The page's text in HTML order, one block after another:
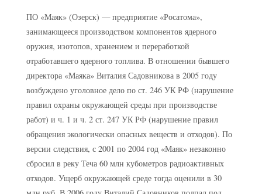
ПО «Маяк» (Озерск) — предприятие «Росатома»,
занимающееся производством компонентов ядерного
оружия, изотопов, хранением и переработкой
отработавшего ядерного топлива. В отношении бывшего
директора «Маяка» Виталия Садовникова в 2005 году
возбуждено уголовное дело по ст. 246 УК РФ (нарушение
правил охраны окружающей среды при производстве
работ) и ч. 1 и ч. 2 ст. 247 УК РФ (нарушение правил
обращения экологически опасных веществ и отходов). По
версии следствия, с 2001 по 2004 год «Маяк» незаконно
сбросил в реку Теча 60 млн кубометров радиоактивных
отходов. Ущерб окружающей среде тогда оценили в 30